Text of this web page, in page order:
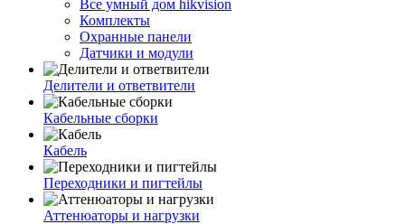
Все умный дом hikvision
Комплекты
Охранные панели
Датчики и модули
Делители и ответвители
Кабельные сборки
Кабель
Переходники и пигтейлы
Аттенюаторы и нагрузки